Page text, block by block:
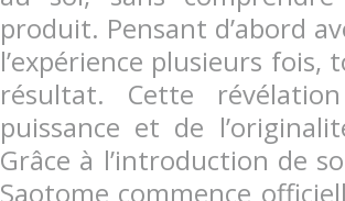
produit. Pensant d’abord
l’expérience plusieurs fois,
résultat. Cette
puissance et de
Grâce à l’introduction de
Saotome commence